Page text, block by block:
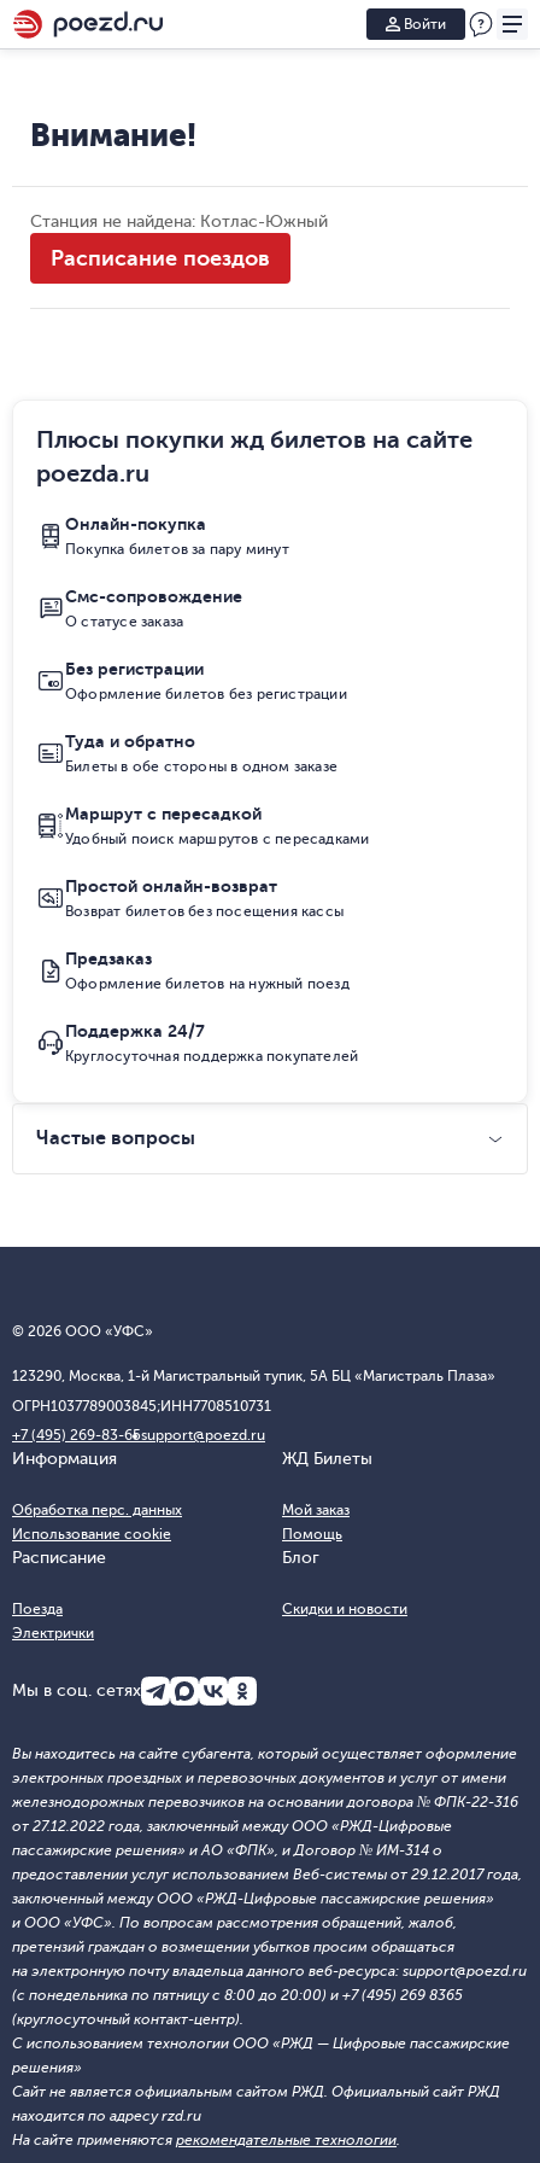
Войти
Внимание!
Станция не найдена: Котлас-Южный
Расписание поездов
Плюсы покупки жд билетов на сайте
poezda.ru
Онлайн-покупка
Покупка билетов за пару минут
Смс-сопровождение
О статусе заказа
Без регистрации
Оформление билетов без регистрации
Туда и обратно
Билеты в обе стороны в одном заказе
Маршрут с пересадкой
Удобный поиск маршрутов с пересадками
Простой онлайн-возврат
Возврат билетов без посещения кассы
Предзаказ
Оформление билетов на нужный поезд
Поддержка 24/7
Круглосуточная поддержка покупателей
Частые вопросы
© 2026 ООО «УФС»
123290, Москва, 1-й Магистральный тупик, 5А БЦ «Магистраль Плаза»
ОГРН1037789003845;ИНН7708510731
+7 (495) 269-83-65support@poezd.ru
Информация
Обработка перс. данных
Использование cookie
ЖД Билеты
Мой заказ
Помощь
Расписание
Поезда
Электрички
Блог
Скидки и новости
Мы в соц. сетях
Вы находитесь на сайте субагента, который осуществляет оформление
электронных проездных и перевозочных документов и услуг от имени
железнодорожных перевозчиков на основании договора № ФПК-22-316
от 27.12.2022 года, заключенный между ООО «РЖД-Цифровые
пассажирские решения» и АО «ФПК», и Договор № ИМ-314 о
предоставлении услуг использованием Веб-системы от 29.12.2017 года,
заключенный между ООО «РЖД-Цифровые пассажирские решения»
и ООО «УФС». По вопросам рассмотрения обращений, жалоб,
претензий граждан о возмещении убытков просим обращаться
на электронную почту владельца данного веб-ресурса: support@poezd.ru
(с понедельника по пятницу с 8:00 до 20:00) и +7 (495) 269 8365
(круглосуточный контакт-центр).
С использованием технологии ООО «РЖД — Цифровые пассажирские
решения»
Сайт не является официальным сайтом РЖД. Официальный сайт РЖД
находится по адресу rzd.ru
На сайте применяются рекомендательные технологии.